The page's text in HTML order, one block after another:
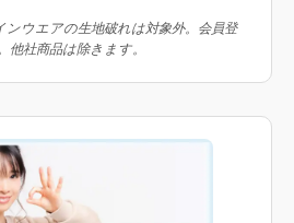
ウエアの生地破れは対象外。会員登
他社商品は除きます。